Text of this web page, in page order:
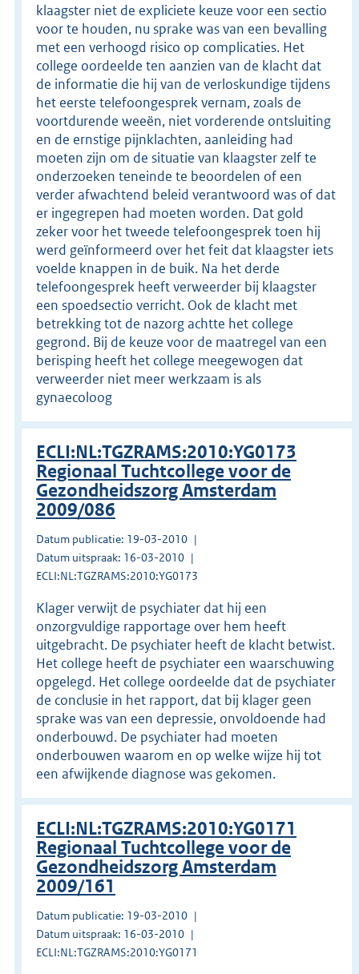
klaagster niet de expliciete keuze voor een sectio
voor te houden, nu sprake was van een bevalling
met een verhoogd risico op complicaties. Het
college oordeelde ten aanzien van de klacht dat
de informatie die hij van de verloskundige tijdens
het eerste telefoongesprek vernam, zoals de
voortdurende weeën, niet vorderende ontsluiting
en de ernstige pijnklachten, aanleiding had
moeten zijn om de situatie van klaagster zelf te
onderzoeken teneinde te beoordelen of een
verder afwachtend beleid verantwoord was of dat
er ingegrepen had moeten worden. Dat gold
zeker voor het tweede telefoongesprek toen hij
werd geïnformeerd over het feit dat klaagster iets
voelde knappen in de buik. Na het derde
telefoongesprek heeft verweerder bij klaagster
een spoedsectio verricht. Ook de klacht met
betrekking tot de nazorg achtte het college
gegrond. Bij de keuze voor de maatregel van een
berisping heeft het college meegewogen dat
verweerder niet meer werkzaam is als
gynaecoloog
ECLI:NL:TGZRAMS:2010:YG0173
Regionaal Tuchtcollege voor de
Gezondheidszorg Amsterdam
2009/086
Datum publicatie: 19-03-2010
Datum uitspraak: 16-03-2010
ECLI:NL:TGZRAMS:2010:YG0173
Klager verwijt de psychiater dat hij een
onzorgvuldige rapportage over hem heeft
uitgebracht. De psychiater heeft de klacht betwist.
Het college heeft de psychiater een waarschuwing
opgelegd. Het college oordeelde dat de psychiater
de conclusie in het rapport, dat bij klager geen
sprake was van een depressie, onvoldoende had
onderbouwd. De psychiater had moeten
onderbouwen waarom en op welke wijze hij tot
een afwijkende diagnose was gekomen.
ECLI:NL:TGZRAMS:2010:YG0171
Regionaal Tuchtcollege voor de
Gezondheidszorg Amsterdam
2009/161
Datum publicatie: 19-03-2010
Datum uitspraak: 16-03-2010
ECLI:NL:TGZRAMS:2010:YG0171